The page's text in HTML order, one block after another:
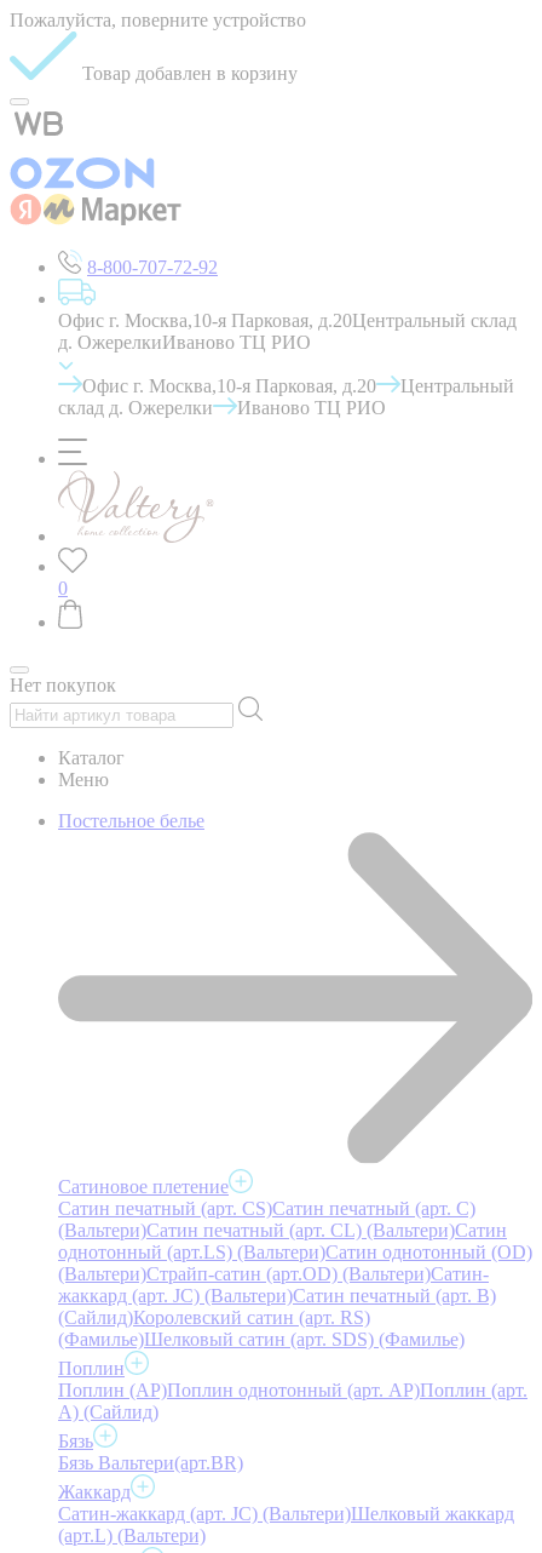
Пожалуйста, поверните устройство
Товар добавлен в корзину
8-800-707-72-92
Офис г. Москва,10-я Парковая, д.20Центральный склад
д. ОжерелкиИваново ТЦ РИО
Офис г. Москва,10-я Парковая, д.20
Центральный
склад д. Ожерелки
Иваново ТЦ РИО
0
Нет покупок
Каталог
Меню
Постельное белье
Сатиновое плетение
Сатин печатный (арт. СS)Сатин печатный (арт. С)
(Вальтери)Сатин печатный (арт. СL) (Вальтери)Сатин
однотонный (арт.LS) (Вальтери)Сатин однотонный (OD)
(Вальтери)Страйп-сатин (арт.OD) (Вальтери)Сатин-
жаккард (арт. JC) (Вальтери)Сатин печатный (арт. В)
(Сайлид)Королевский сатин (арт. RS)
(Фамилье)Шелковый сатин (арт. SDS) (Фамилье)
Поплин
Поплин (AP)Поплин однотонный (арт. AP)Поплин (арт.
А) (Сайлид)
Бязь
Бязь Вальтери(арт.BR)
Жаккард
Сатин-жаккард (арт. JC) (Вальтери)Шелковый жаккард
(арт.L) (Вальтери)